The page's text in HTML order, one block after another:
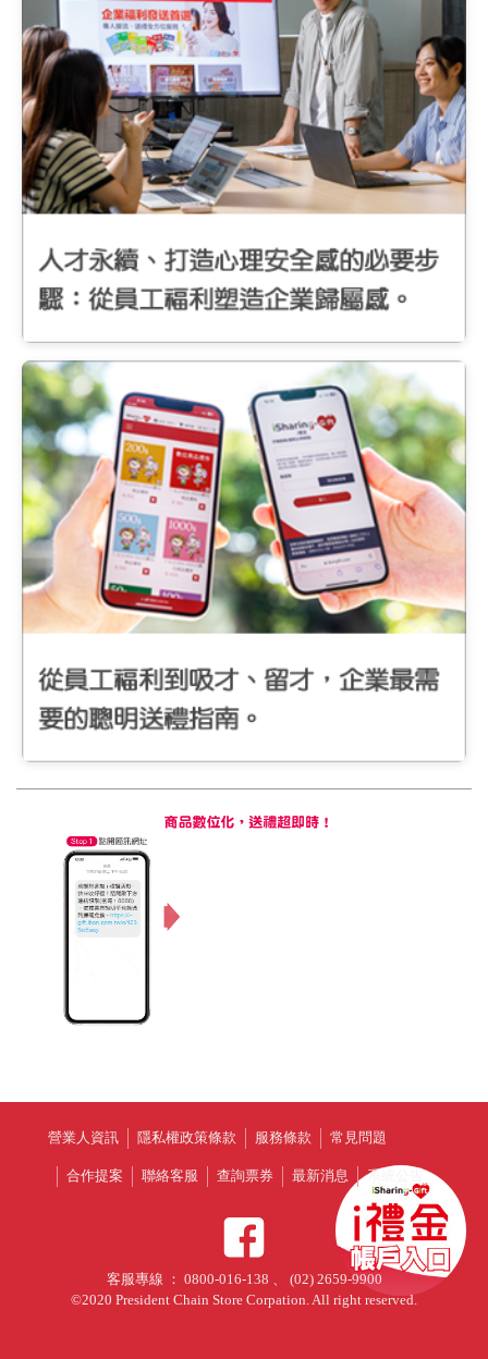
營業人資訊 隱私權政策條款 服務條款 常見問題
合作提案 聯絡客服 查詢票券 最新消息 系統公告
客服專線 ： 0800-016-138 、 (02) 2659-9900
©2020 President Chain Store Corpation. All right reserved.